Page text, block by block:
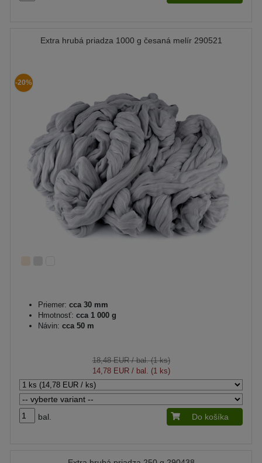
Extra hrubá priadza 1000 g česaná melír 290521
-20%
Priemer: cca 30 mm
Hmotnosť: cca 1 000 g
Návin: cca 50 m
18,48 EUR/ bal. (1 ks)
14,78 EUR/ bal. (1 ks)
bal. Do košíka